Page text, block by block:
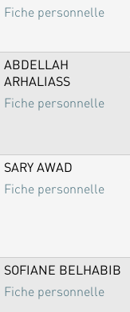
Fiche personnelle
ABDELLAH
ARHALIASS
Fiche personnelle
SARY AWAD
Fiche personnelle
SOFIANE BELHABIB
Fiche personnelle